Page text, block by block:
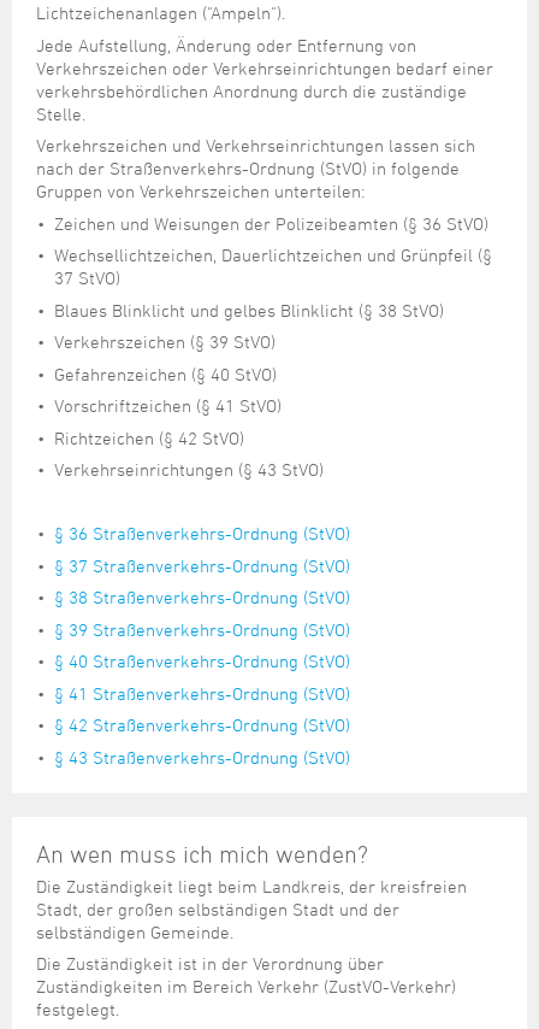
Umwelt-, Natur- und Klimaschutz
Wohnen, Bauen
Wahlen
Schule
Sterbefall
Studium
Wohnen und Verbrauchen
Online-Terminvergabe
Politik & Verwaltung
Pressemitteilungen
Ratsinformationssystem
Städtische Dienststellen
Stadtrecht
Telefonverzeichnis
Wirtschaftsstruktur
Regionale Kooperationen
Unternehmensnachfolge
Unterstützung für ExistenzgründerInnen
Zukunftsregion JadeBay
Stadtarchiv
Volkshochschule
Weiterbildung
Kulturzentrum Pumpwerk
Maritime Meile
Museen und Ausstellungen
Sportangebot
Stadtpark
Veranstaltungsorte
Lichtzeichenanlagen ("Ampeln").
Jede Aufstellung, Änderung oder Entfernung von
Verkehrszeichen oder Verkehrseinrichtungen bedarf einer
verkehrsbehördlichen Anordnung durch die zuständige
Stelle.
Verkehrszeichen und Verkehrseinrichtungen lassen sich
nach der Straßenverkehrs-Ordnung (StVO) in folgende
Gruppen von Verkehrszeichen unterteilen:
Zeichen und Weisungen der Polizeibeamten (§ 36 StVO)
Wechsellichtzeichen, Dauerlichtzeichen und Grünpfeil (§
37 StVO)
Blaues Blinklicht und gelbes Blinklicht (§ 38 StVO)
Verkehrszeichen (§ 39 StVO)
Gefahrenzeichen (§ 40 StVO)
Vorschriftzeichen (§ 41 StVO)
Richtzeichen (§ 42 StVO)
Verkehrseinrichtungen (§ 43 StVO)
§ 36 Straßenverkehrs-Ordnung (StVO)
§ 37 Straßenverkehrs-Ordnung (StVO)
§ 38 Straßenverkehrs-Ordnung (StVO)
§ 39 Straßenverkehrs-Ordnung (StVO)
§ 40 Straßenverkehrs-Ordnung (StVO)
§ 41 Straßenverkehrs-Ordnung (StVO)
§ 42 Straßenverkehrs-Ordnung (StVO)
§ 43 Straßenverkehrs-Ordnung (StVO)
An wen muss ich mich wenden?
Die Zuständigkeit liegt beim Landkreis, der kreisfreien
Stadt, der großen selbständigen Stadt und der
selbständigen Gemeinde.
Die Zuständigkeit ist in der Verordnung über
Zuständigkeiten im Bereich Verkehr (ZustVO-Verkehr)
festgelegt.